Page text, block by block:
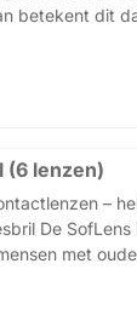
betekent dit
heeft.
een cylinder
dan kun je
lenzen? Dan
daglenzen
(6 lenzen)
–
met
dichtbij als
gebruiken.